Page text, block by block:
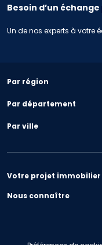
Besoin d’un
Un de nos experts à votre
Par région
Par département
Par ville
Votre projet immobilier
Nous connaître